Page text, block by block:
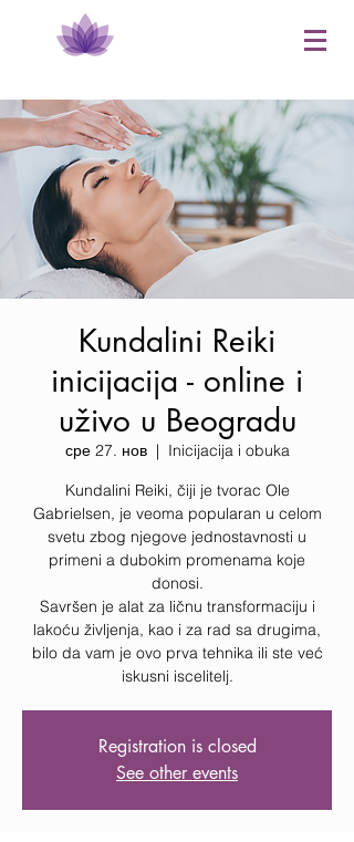
Kundalini Reiki
inicijacija - online i
uživo u Beogradu
сре 27. нов
  |
Inicijacija i obuka
Kundalini Reiki, čiji je tvorac Ole
Gabrielsen, je veoma popularan u celom
svetu zbog njegove jednostavnosti u
primeni a dubokim promenama koje
donosi.
Savršen je alat za ličnu transformaciju i
lakoću življenja, kao i za rad sa drugima,
bilo da vam je ovo prva tehnika ili ste već
iskusni iscelitelj.
Registration is closed
See other events